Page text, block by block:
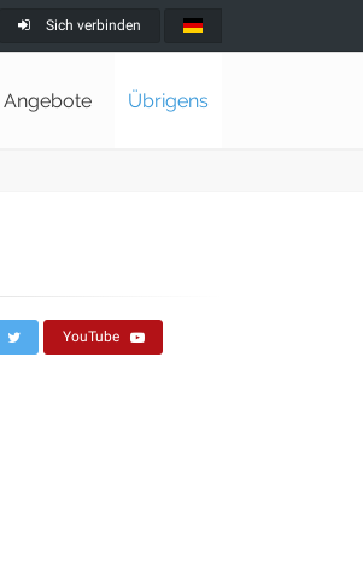
Sich verbinden
Angebote Übrigens
YouTube